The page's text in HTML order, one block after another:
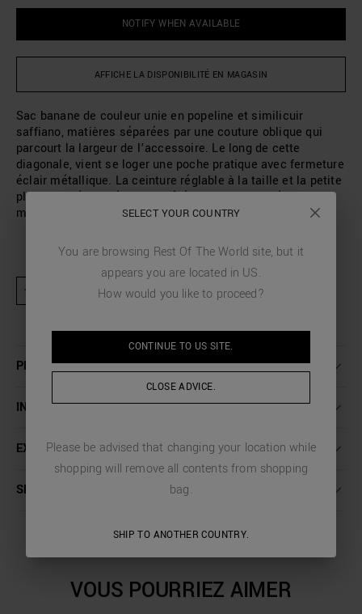
NOTIFY WHEN AVAILABLE
AFFICHE LA DISPONIBILITÉ EN MAGASIN
Sac banane de couleur unie en popeline et similicuir
saffiano, matières séparées par une couture oblique qui
parcourt la largeur de l’accessoire. Le long de cette
diagonale, vient se loger une poche pratique avec fermeture
éclair métallique. La ceinture réglable à la taille et la petite
plaque siglée située sur le côté viennent compléter un
modèle sophistiqué et tendance.
★ Produit exclu des activités promotionnelles et codes de réduction
PLUS DE DÉTAILS
INSTRUCTIONS DE LAVAGE
EXPÉDITION ET RETOURS
SERVICE CLIENT
VOUS POURRIEZ AIMER
SELECT YOUR COUNTRY
You are browsing Rest Of The World site, but it
appears you are located in US.
How would you like to proceed?
CONTINUE TO US SITE.
CLOSE ADVICE.
Please be advised that changing your location while
shopping will remove all contents from shopping
bag.
SHIP TO ANOTHER COUNTRY.